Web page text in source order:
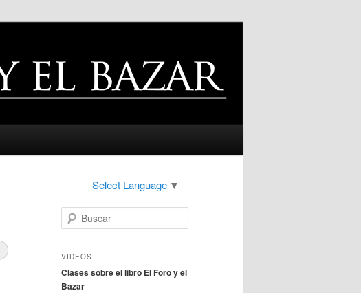
Select Language ▼
u
c
r
VIDEOS
Clases sobre el libro El Foro y el
Bazar